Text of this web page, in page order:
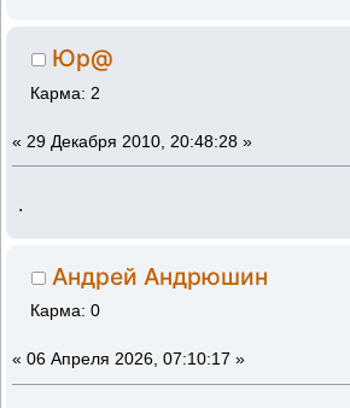
Юр@
Карма: 2
« 29 Декабря 2010, 20:48:28 »
.
Андрей Андрюшин
Карма: 0
« 06 Апреля 2026, 07:10:17 »